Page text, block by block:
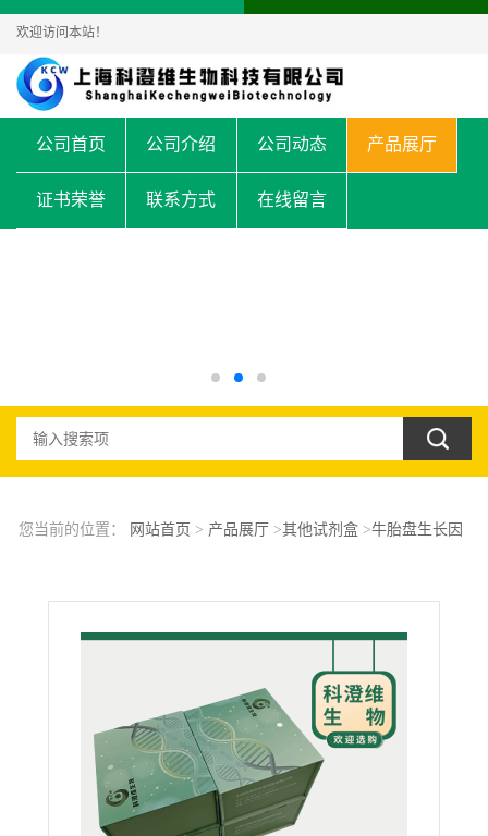
欢迎访问本站！
公司首页 公司介绍 公司动态 产品展厅
证书荣誉 联系方式 在线留言
您当前的位置： 网站首页 > 产品展厅>其他试剂盒>牛胎盘生长因